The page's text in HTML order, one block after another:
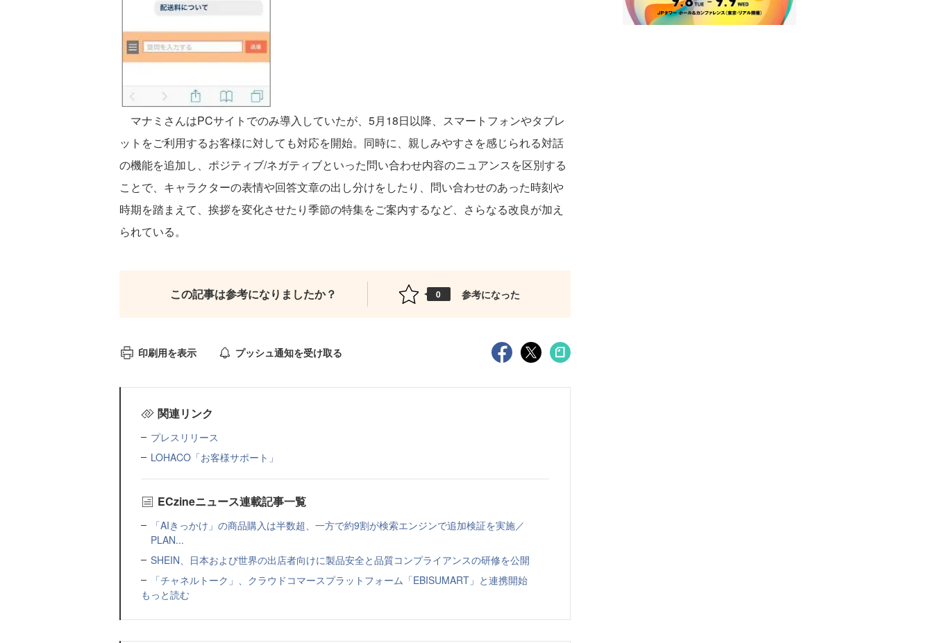
マナミさんはPCサイトでのみ導入していたが、5月18日以降、スマートフォンやタブレ
ットをご利用するお客様に対しても対応を開始。同時に、親しみやすさを感じられる対話
の機能を追加し、ポジティブ/ネガティブといった問い合わせ内容のニュアンスを区別する
ことで、キャラクターの表情や回答文章の出し分けをしたり、問い合わせのあった時刻や
時期を踏まえて、挨拶を変化させたり季節の特集をご案内するなど、さらなる改良が加え
られている。
この記事は参考になりましたか？ 0 参考になった
印刷用を表示 プッシュ通知を受け取る
関連リンク
プレスリリース
LOHACO「お客様サポート」
ECzineニュース連載記事一覧
「AIきっかけ」の商品購入は半数超、一方で約9割が検索エンジンで追加検証を実施／
PLAN...
SHEIN、日本および世界の出店者向けに製品安全と品質コンプライアンスの研修を公開
「チャネルトーク」、クラウドコマースプラットフォーム「EBISUMART」と連携開始
もっと読む